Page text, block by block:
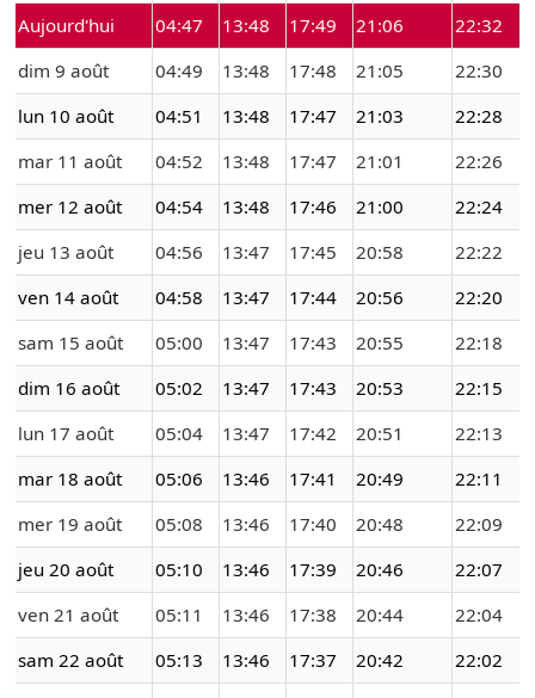
Aujourd'hui
04:47 13:48 17:49 21:06
22:32
dim 9 août
04:49 13:48 17:48 21:05
22:30
lun 10 août
04:51 13:48 17:47 21:03
22:28
mar 11 août
04:52 13:48 17:47 21:01
22:26
mer 12 août
04:54 13:48 17:46 21:00
22:24
jeu 13 août
04:56 13:47 17:45 20:58
22:22
ven 14 août
04:58 13:47 17:44 20:56
22:20
sam 15 août
05:00 13:47 17:43 20:55
22:18
dim 16 août
05:02 13:47 17:43 20:53
22:15
lun 17 août
05:04 13:47 17:42 20:51
22:13
mar 18 août
05:06 13:46 17:41 20:49
22:11
mer 19 août
05:08 13:46 17:40 20:48
22:09
jeu 20 août
05:10 13:46 17:39 20:46
22:07
ven 21 août
05:11 13:46 17:38 20:44
22:04
sam 22 août
05:13 13:46 17:37 20:42
22:02